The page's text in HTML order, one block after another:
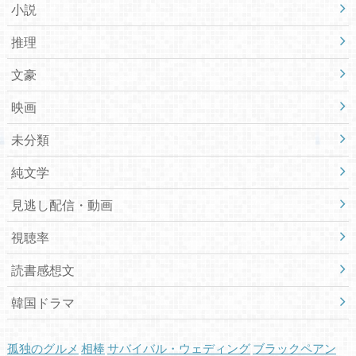
小説
推理
文豪
映画
未分類
純文学
見逃し配信・動画
視聴率
読書感想文
韓国ドラマ
孤独のグルメ 相棒 サバイバル・ウェディング ブラックペアン